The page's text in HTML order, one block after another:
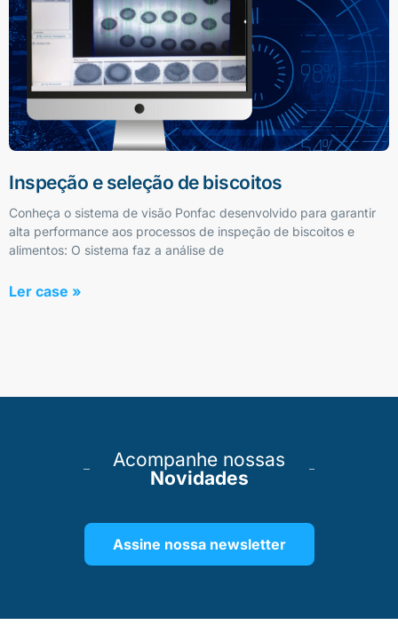
Inspeção e seleção de biscoitos
Conheça o sistema de visão Ponfac desenvolvido para garantir
alta performance aos processos de inspeção de biscoitos e
alimentos: O sistema faz a análise de
Ler case »
Acompanhe nossas
Novidades
Assine nossa newsletter